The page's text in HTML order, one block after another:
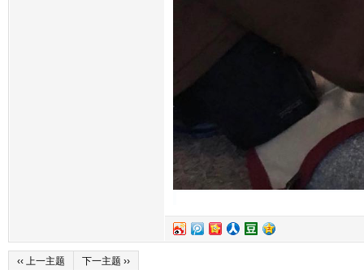
‹‹ 上一主题 下一主题 ››